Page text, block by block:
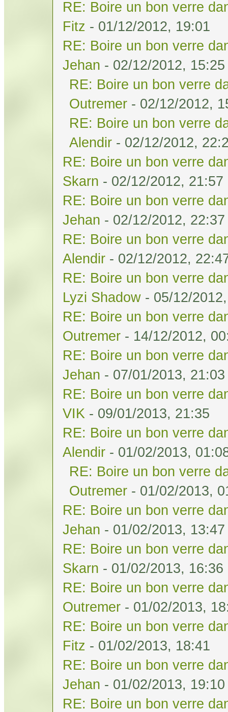
RE: Boire un bon verre
Fitz - 01/12/2012, 19:01
RE: Boire un bon verre
Jehan - 02/12/2012, 15:25
RE: Boire un bon verre
Outremer - 02/12/2012,
RE: Boire un bon verre
Alendir - 02/12/2012,
RE: Boire un bon verre
Skarn - 02/12/2012, 21:57
RE: Boire un bon verre
Jehan - 02/12/2012, 22:37
RE: Boire un bon verre
Alendir - 02/12/2012,
RE: Boire un bon verre
Lyzi Shadow - 05/12/
RE: Boire un bon verre
Outremer - 14/12/2012,
RE: Boire un bon verre
Jehan - 07/01/2013, 21:03
RE: Boire un bon verre
VIK - 09/01/2013, 21:35
RE: Boire un bon verre
Alendir - 01/02/2013,
RE: Boire un bon verre
Outremer - 01/02/2013,
RE: Boire un bon verre
Jehan - 01/02/2013, 13:47
RE: Boire un bon verre
Skarn - 01/02/2013, 16:36
RE: Boire un bon verre
Outremer - 01/02/2013,
RE: Boire un bon verre
Fitz - 01/02/2013, 18:41
RE: Boire un bon verre
Jehan - 01/02/2013, 19:10
RE: Boire un bon verre